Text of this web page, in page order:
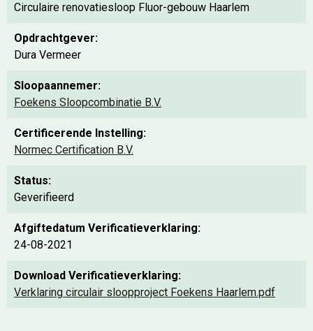
Circulaire renovatiesloop Fluor-gebouw Haarlem
Opdrachtgever:
Dura Vermeer
Sloopaannemer:
Foekens Sloopcombinatie B.V.
Certificerende Instelling:
Normec Certification B.V.
Status:
Geverifieerd
Afgiftedatum Verificatieverklaring:
24-08-2021
Download Verificatieverklaring:
Verklaring circulair sloopproject Foekens Haarlem.pdf